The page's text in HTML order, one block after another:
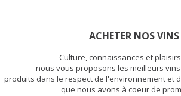
ACHETER NOS VINS
Culture, connaissances et
nous vous proposons les meilleurs
produits dans le respect de l'environnement et
que nous avons à coeur de